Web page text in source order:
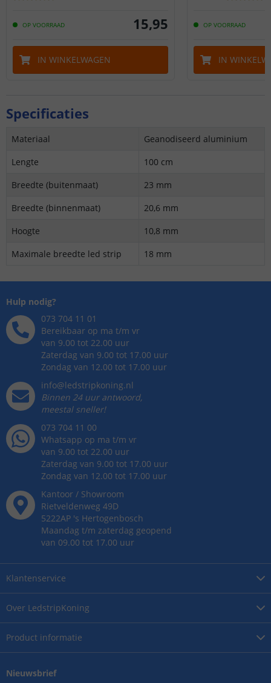
OP VOORRAAD 15,95
IN WINKELWAGEN
OP VOORRAAD
IN
Specificaties
Materiaal
Geanodiseerd aluminium
Lengte
100 cm
Breedte (buitenmaat)
23 mm
Breedte (binnenmaat)
20,6 mm
Hoogte
10,8 mm
Maximale breedte led strip
18 mm
Over LedstripKoning
Product informatie
Klantenservice
Hulp nodig?
073 704 11 01
Bereikbaar op ma t/m vr
van 9.00 tot 22.00 uur
Zaterdag van 9.00 tot 17.00 uur
Zondag van 12.00 tot 17.00 uur
info@ledstripkoning.nl
Binnen 24 uur antwoord,
meestal sneller!
073 704 11 00
Whatsapp op ma t/m vr
van 9.00 tot 22.00 uur
Zaterdag van 9.00 tot 17.00 uur
Zondag van 12.00 tot 17.00 uur
Kantoor / Showroom
Rietveldenweg 49D
5222AP 's Hertogenbosch
Maandag t/m zaterdag geopend
van 09.00 tot 17.00 uur
Nieuwsbrief